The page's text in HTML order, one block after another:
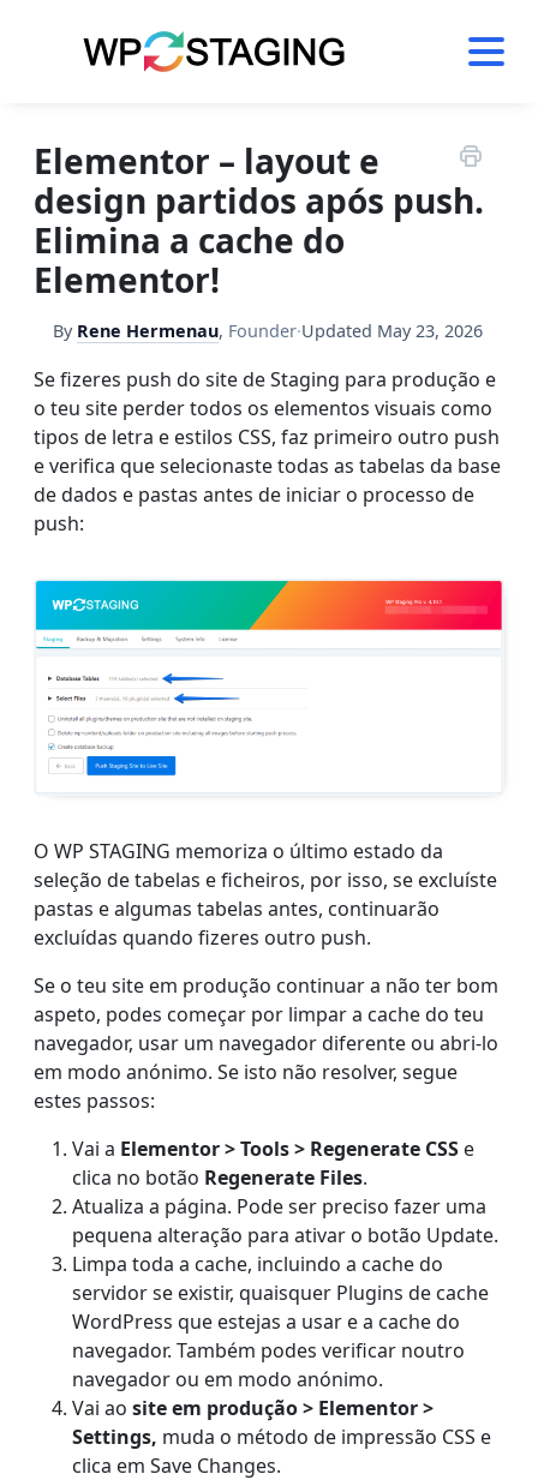
Elementor – layout e
design partidos após push.
Elimina a cache do
Elementor!
By Rene Hermenau, Founder·Updated May 23, 2026
Se fizeres push do site de Staging para produção e
o teu site perder todos os elementos visuais como
tipos de letra e estilos CSS, faz primeiro outro push
e verifica que selecionaste todas as tabelas da base
de dados e pastas antes de iniciar o processo de
push:
O WP STAGING memoriza o último estado da
seleção de tabelas e ficheiros, por isso, se excluíste
pastas e algumas tabelas antes, continuarão
excluídas quando fizeres outro push.
Se o teu site em produção continuar a não ter bom
aspeto, podes começar por limpar a cache do teu
navegador, usar um navegador diferente ou abri-lo
em modo anónimo. Se isto não resolver, segue
estes passos:
Vai a Elementor > Tools > Regenerate CSS e
clica no botão Regenerate Files.
Atualiza a página. Pode ser preciso fazer uma
pequena alteração para ativar o botão Update.
Limpa toda a cache, incluindo a cache do
servidor se existir, quaisquer Plugins de cache
WordPress que estejas a usar e a cache do
navegador. Também podes verificar noutro
navegador ou em modo anónimo.
Vai ao site em produção > Elementor >
Settings, muda o método de impressão CSS e
clica em Save Changes.